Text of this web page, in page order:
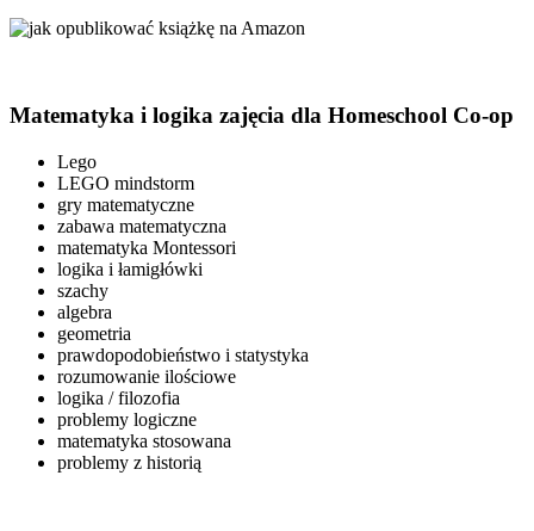
Matematyka i logika zajęcia dla Homeschool Co-op
Lego
LEGO mindstorm
gry matematyczne
zabawa matematyczna
matematyka Montessori
logika i łamigłówki
szachy
algebra
geometria
prawdopodobieństwo i statystyka
rozumowanie ilościowe
logika / filozofia
problemy logiczne
matematyka stosowana
problemy z historią